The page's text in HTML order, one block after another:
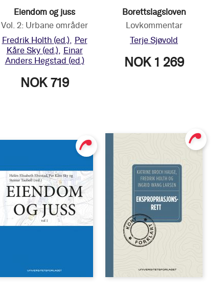
Eiendom og juss
Vol. 2: Urbane områder
Fredrik Holth (ed.) Per
Kåre Sky (ed.) Einar
Anders Hegstad (ed.)
NOK 719
Borettslagsloven
Lovkommentar
Terje Sjøvold
NOK 1 269